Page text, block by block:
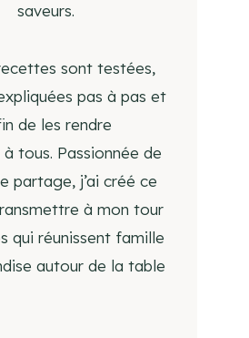
saveurs.
sont testées,
pas à pas et
de les rendre
tous. Passionnée de
partage, j’ai créé ce
à mon tour
qui réunissent famille
autour de la table